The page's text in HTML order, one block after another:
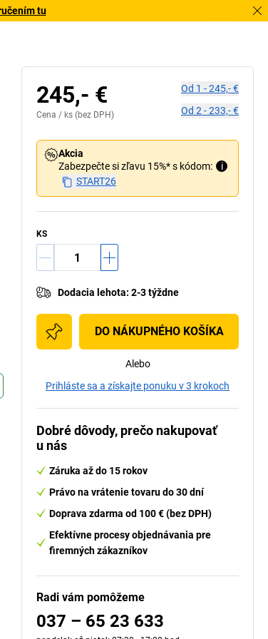
tu
245,- €
Cena / ks (bez DPH)
Od 1 -245,- €
Od 2 -233,- €
Akcia
Zabezpečte si zľavu 15%* s kódom:
i
START26
KS
Dodacia lehota: 2-3 týždne
DO NÁKUPNÉHO KOŠÍKA
Alebo
Prihláste sa a získajte ponuku v 3 krokoch
Dobré dôvody, prečo nakupovať
u nás
Záruka až do 15 rokov
Právo na vrátenie tovaru do 30 dní
Doprava zdarma od 100 € (bez DPH)
Efektívne procesy objednávania pre
firemných zákazníkov
Radi vám pomôžeme
037 – 65 23 633